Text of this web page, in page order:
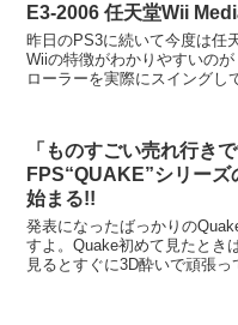
E3-2006 任天堂Wii
昨日のPS3に続いて今度は任
Wiiの特徴がわかりやすいの
ローラーを実際にスイングし
「ものすごい売れ行き
FPS“QUAKE”シリー
始まる!!
発表になったばっかりの
すよ。Quake初めて見たとき
見るとすぐに3D酔いで頑張っ